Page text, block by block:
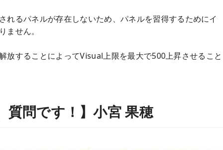
れるパネルが存在しないため、パネルを習得するためにイ
ません。
放することによってVisual上限を最大で500上昇させること
質問です！】小宮 果穂